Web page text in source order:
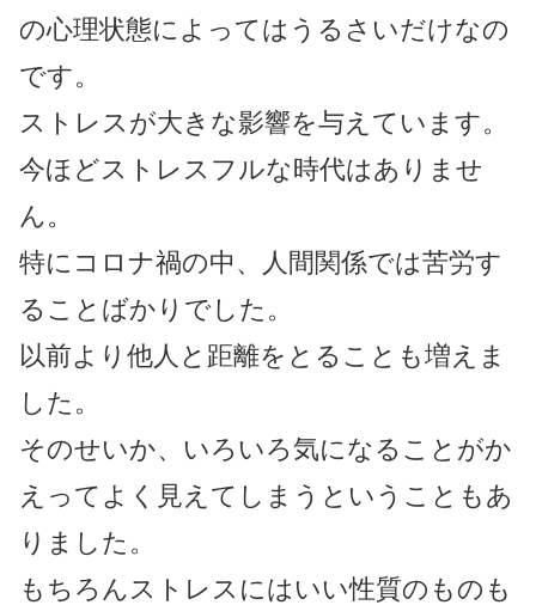
の心理状態によってはうるさいだけなの
です。
ストレスが大きな影響を与えています。
今ほどストレスフルな時代はありませ
ん。
特にコロナ禍の中、人間関係では苦労す
ることばかりでした。
以前より他人と距離をとることも増えま
した。
そのせいか、いろいろ気になることがか
えってよく見えてしまうということもあ
りました。
もちろんストレスにはいい性質のものも